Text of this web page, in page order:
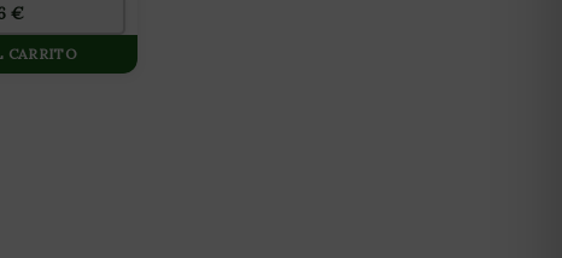
€
CARRITO